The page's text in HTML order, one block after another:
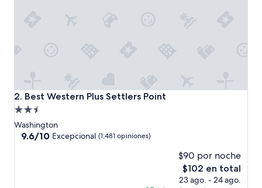
2. Best Western Plus Settlers Point
Best Western Plus Settlers Point
Propiedad
de
2.5
Washington
9.6
9.6/10 Excepcional (1,481 opiniones)
$90 por noche
El
precio
$102 en total
23 ago. - 24 ago.